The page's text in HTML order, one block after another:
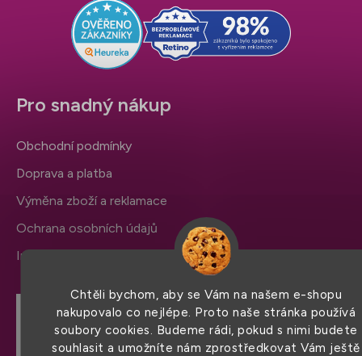
Chtěli bychom, aby se Vám na našem e-shopu
nakupovalo co nejlépe. Proto naše stránka používá
soubory cookies. Budeme rádi, pokud s nimi budete
souhlasit a umožníte nám zprostředkovat Vám ještě
Hodnocení obchodu
Pro snadný nákup
Obchodní podmínky
Doprava a platba
Výměna zboží a reklamace
Ochrana osobních údajů
Informace a nastavení cookies